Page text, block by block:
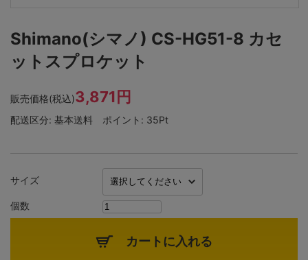
Shimano(シマノ) CS-HG51-8 カセ
ットスプロケット
販売価格(税込)3,871円
配送区分: 基本送料 ポイント: 35Pt
サイズ
個数
カートに入れる